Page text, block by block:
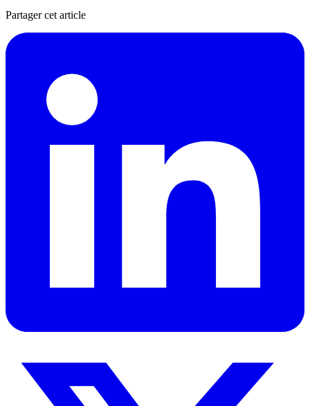
Partager cet article